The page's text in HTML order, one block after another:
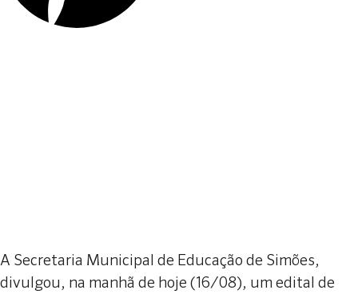
A Secretaria Municipal de Educação de Simões,
divulgou, na manhã de hoje (16/08), um edital de